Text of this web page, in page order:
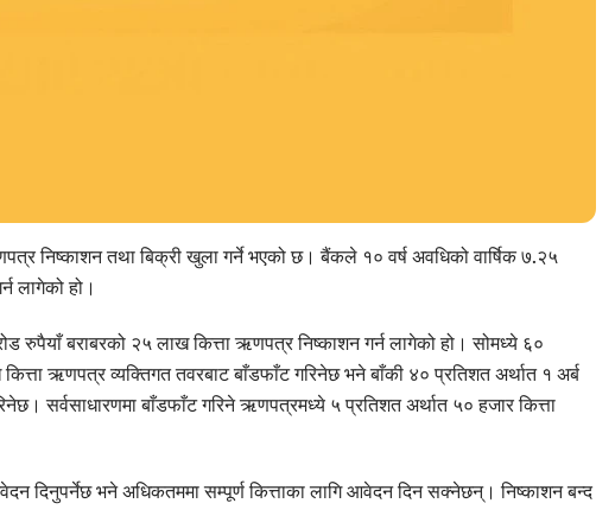
निष्काशन तथा बिक्री खुला गर्ने भएको छ। बैंकले १० वर्ष अवधिको वार्षिक ७.२५
लागेको हो।
बराबरको २५ लाख कित्ता ऋणपत्र निष्काशन गर्न लागेको हो। सोमध्ये ६०
ऋणपत्र व्यक्तिगत तवरबाट बाँडफाँट गरिनेछ भने बाँकी ४० प्रतिशत अर्थात १ अर्ब
सर्वसाधारणमा बाँडफाँट गरिने ऋणपत्रमध्ये ५ प्रतिशत अर्थात ५० हजार कित्ता
दिनुपर्नेछ भने अधिकतममा सम्पूर्ण कित्ताका लागि आवेदन दिन सक्नेछन्। निष्काशन बन्द